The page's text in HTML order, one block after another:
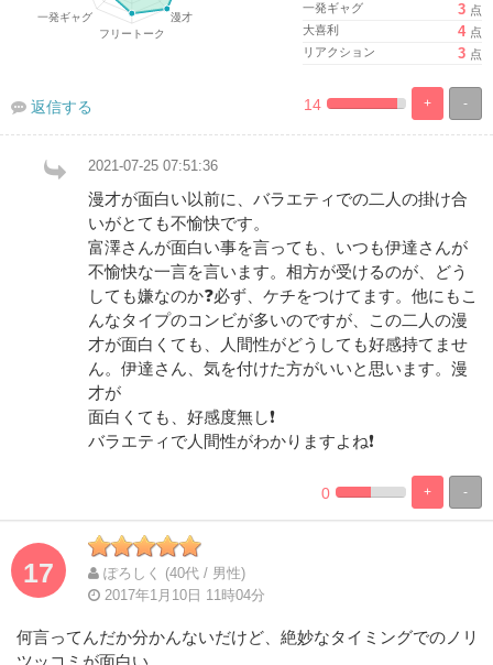
一発ギャグ
3 点
大喜利
4 点
リアクション
3 点
-
+
%
100%
14
返信する
2021-07-25 07:51:36
漫才が面白い以前に、バラエティでの二人の掛け合
いがとても不愉快です。
富澤さんが面白い事を言っても、いつも伊達さんが
不愉快な一言を言います。相方が受けるのが、どう
しても嫌なのか❓必ず、ケチをつけてます。他にもこ
んなタイプのコンビが多いのですが、この二人の漫
才が面白くても、人間性がどうしても好感持てませ
ん。伊達さん、気を付けた方がいいと思います。漫
才が
面白くても、好感度無し❗️
バラエティで人間性がわかりますよね❗️
-
+
%
Complete
100%
Complete
0
17
ぽろしく (40代 / 男性)
2017年1月10日 11時04分
何言ってんだか分かんないだけど、絶妙なタイミングでのノリ